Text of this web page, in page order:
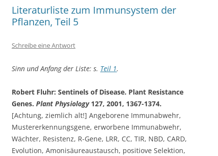
Literaturliste zum Immunsystem der
Pflanzen, Teil 5
Schreibe eine Antwort
Sinn und Anfang der Liste: s. Teil 1.
Robert Fluhr: Sentinels of Disease. Plant Resistance
Genes. Plant Physiology127, 2001, 1367-1374.
[Achtung, ziemlich alt!] Angeborene Immunabwehr,
Mustererkennungsgene, erworbene Immunabwehr,
Wächter, Resistenz, R-Gene, LRR, CC, TIR, NBD, CARD,
Evolution, Amonisäureaustausch, positiove Selektion,